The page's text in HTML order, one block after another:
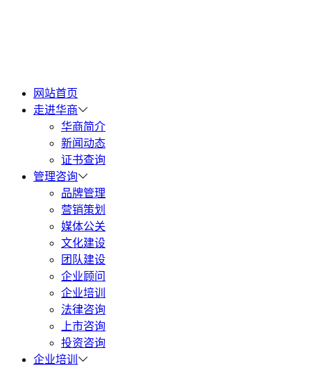
网站首页
走进华商
华商简介
新闻动态
证书查询
管理咨询
品牌管理
营销策划
媒体公关
文化建设
团队建设
企业顾问
企业培训
法律咨询
上市咨询
投资咨询
企业培训